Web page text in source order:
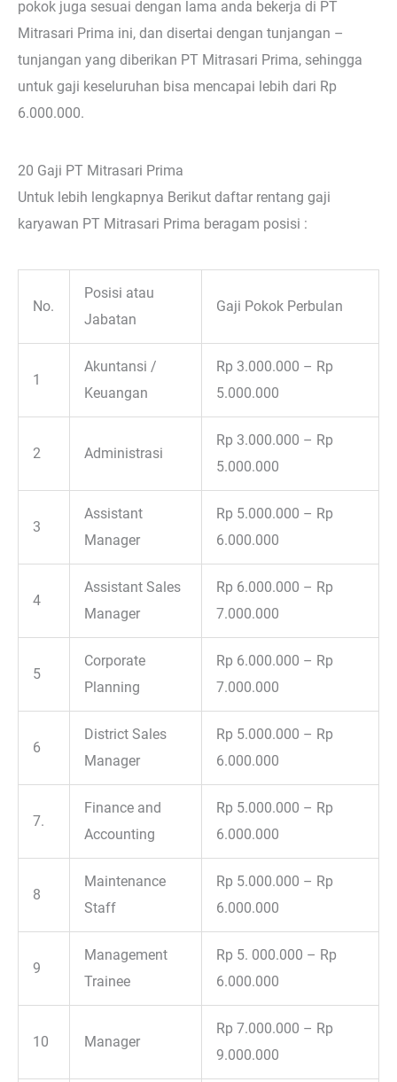
pokok juga sesuai dengan lama anda bekerja di PT
Mitrasari Prima ini, dan disertai dengan tunjangan –
tunjangan yang diberikan PT Mitrasari Prima, sehingga
untuk gaji keseluruhan bisa mencapai lebih dari Rp
6.000.000.
20 Gaji PT Mitrasari Prima
Untuk lebih lengkapnya Berikut daftar rentang gaji
karyawan PT Mitrasari Prima beragam posisi :
No.
Posisi atau
Jabatan
Gaji Pokok Perbulan
1
Akuntansi /
Keuangan
Rp 3.000.000 – Rp
5.000.000
2 Administrasi
Rp 3.000.000 – Rp
5.000.000
3
Assistant
Manager
Rp 5.000.000 – Rp
6.000.000
4
Assistant Sales
Manager
Rp 6.000.000 – Rp
7.000.000
5
Corporate
Planning
Rp 6.000.000 – Rp
7.000.000
6
District Sales
Manager
Rp 5.000.000 – Rp
6.000.000
7.
Finance and
Accounting
Rp 5.000.000 – Rp
6.000.000
8
Maintenance
Staff
Rp 5.000.000 – Rp
6.000.000
9
Management
Trainee
Rp 5. 000.000 – Rp
6.000.000
10 Manager
Rp 7.000.000 – Rp
9.000.000